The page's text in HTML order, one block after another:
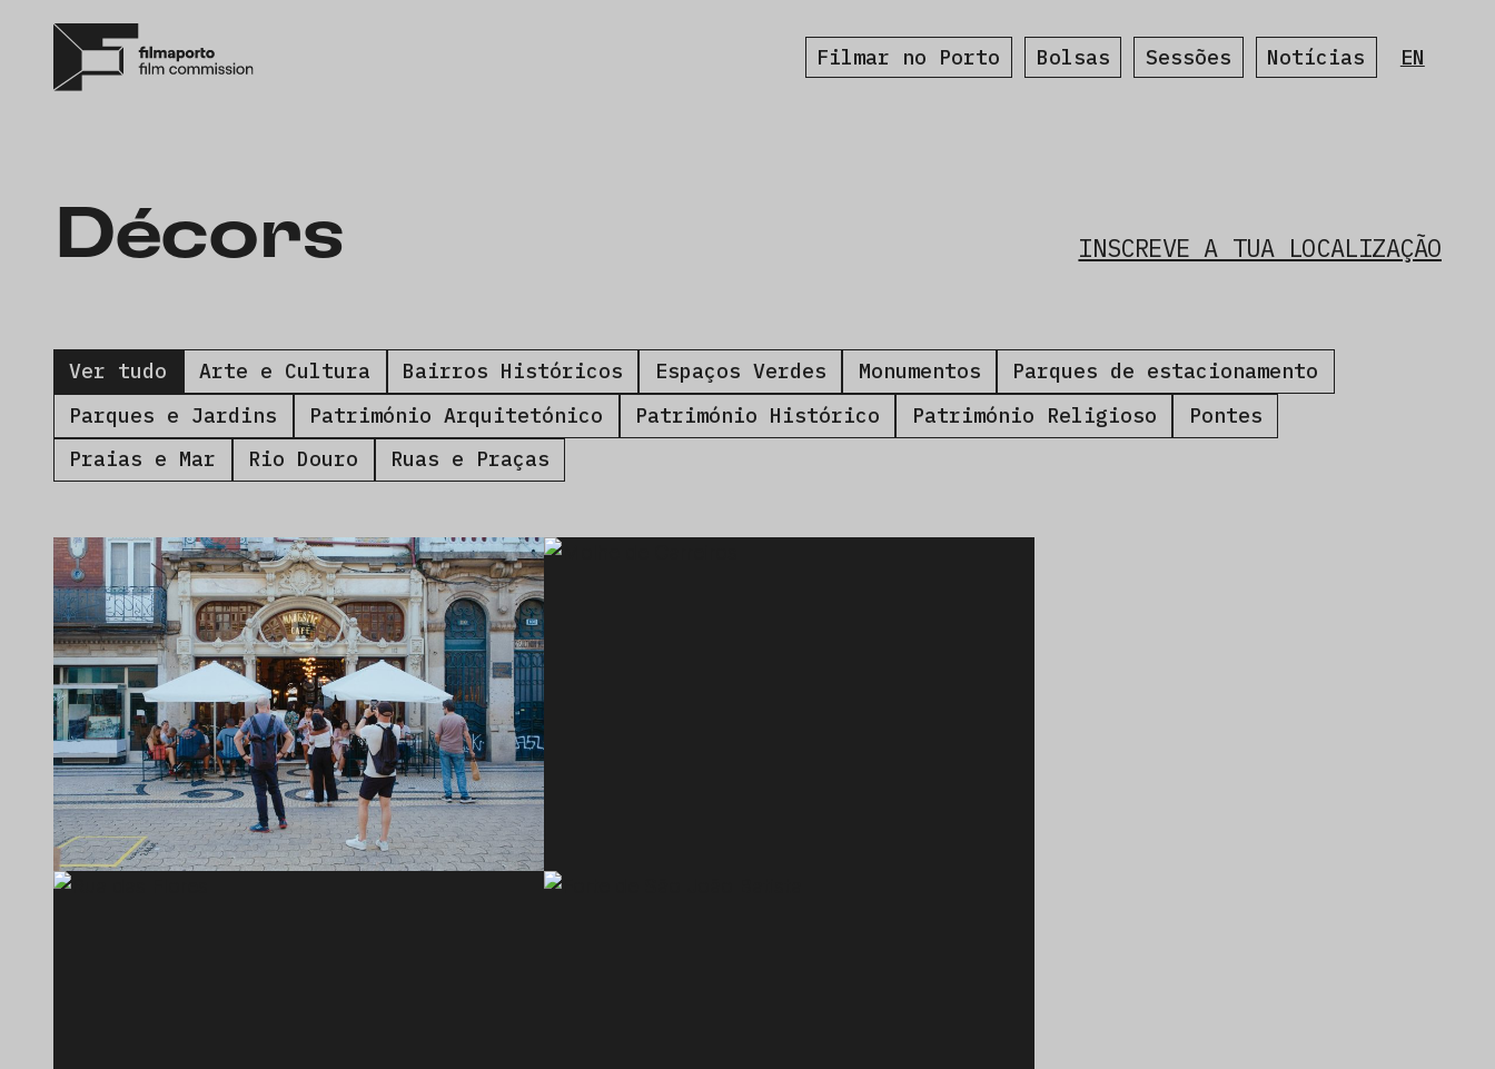
Filmar no Porto Bolsas Sessões Notícias EN
Décors INSCREVE A TUA LOCALIZAÇÃO
Ver tudo Arte e Cultura Bairros Históricos Espaços Verdes Monumentos
Parques de estacionamento
Parques e Jardins
Património Arquitetónico Património Histórico Património Religioso
Pontes
Praias e Mar
Rio Douro Ruas e Praças